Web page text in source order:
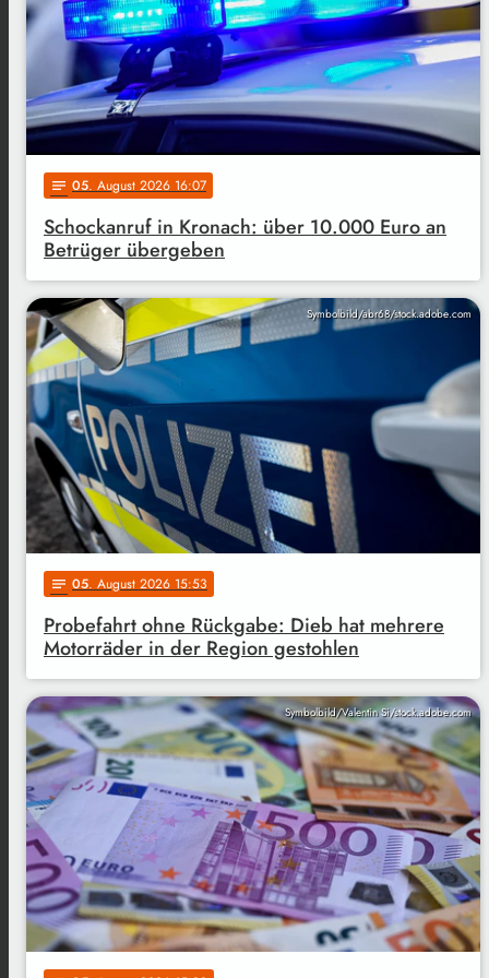
notes 05. August 2026 16:07
Schockanruf in Kronach: über 10.000 Euro an
Betrüger übergeben
Symbolbild/abr68/stock.adobe.com
notes 05. August 2026 15:53
Probefahrt ohne Rückgabe: Dieb hat mehrere
Motorräder in der Region gestohlen
Symbolbild/Valentin Si/stock.adobe.com